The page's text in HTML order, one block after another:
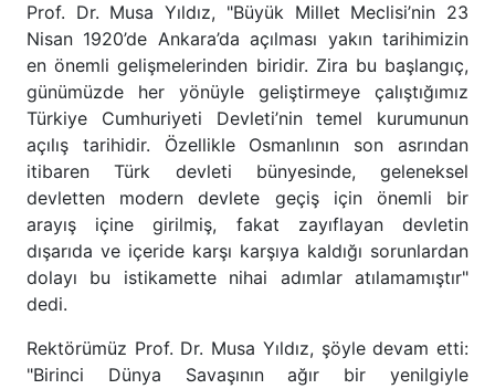
Prof. Dr. Musa Yıldız, "Büyük Millet Meclisi’nin 23
Nisan 1920’de Ankara’da açılması yakın tarihimizin
en önemli gelişmelerinden biridir. Zira bu başlangıç,
günümüzde her yönüyle geliştirmeye çalıştığımız
Türkiye Cumhuriyeti Devleti’nin temel kurumunun
açılış tarihidir. Özellikle Osmanlının son asrından
itibaren Türk devleti bünyesinde, geleneksel
devletten modern devlete geçiş için önemli bir
arayış içine girilmiş, fakat zayıflayan devletin
dışarıda ve içeride karşı karşıya kaldığı sorunlardan
dolayı bu istikamette nihai adımlar atılamamıştır"
dedi.
Rektörümüz Prof. Dr. Musa Yıldız, şöyle devam etti:
"Birinci Dünya Savaşının ağır bir yenilgiyle